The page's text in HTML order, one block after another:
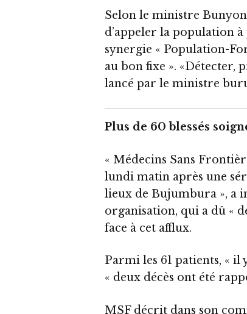
Selon le ministre
d’appeler la population
synergie « Population-
au bon fixe ». «Détecter,
lancé par le ministre
Plus de 60 blessés
« Médecins Sans
lundi matin après une
lieux de Bujumbura », a
organisation, qui a dû «
face à cet afflux.
Parmi les 61 patients, « il
« deux décès ont été
MSF décrit dans son